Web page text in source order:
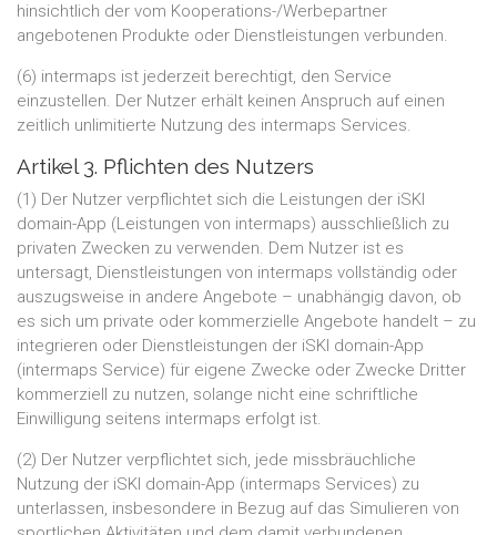
hinsichtlich der vom Kooperations-/Werbepartner
angebotenen Produkte oder Dienstleistungen verbunden.
(6) intermaps ist jederzeit berechtigt, den Service
einzustellen. Der Nutzer erhält keinen Anspruch auf einen
zeitlich unlimitierte Nutzung des intermaps Services.
Artikel 3. Pflichten des Nutzers
(1) Der Nutzer verpflichtet sich die Leistungen der iSKI
domain-App (Leistungen von intermaps) ausschließlich zu
privaten Zwecken zu verwenden. Dem Nutzer ist es
untersagt, Dienstleistungen von intermaps vollständig oder
auszugsweise in andere Angebote – unabhängig davon, ob
es sich um private oder kommerzielle Angebote handelt – zu
integrieren oder Dienstleistungen der iSKI domain-App
(intermaps Service) für eigene Zwecke oder Zwecke Dritter
kommerziell zu nutzen, solange nicht eine schriftliche
Einwilligung seitens intermaps erfolgt ist.
(2) Der Nutzer verpflichtet sich, jede missbräuchliche
Nutzung der iSKI domain-App (intermaps Services) zu
unterlassen, insbesondere in Bezug auf das Simulieren von